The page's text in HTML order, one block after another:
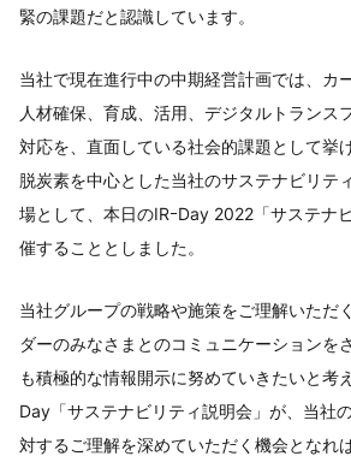
緊の課題だと認識しています。
当社で現在進行中の中期経営計画では、カ
人材確保、育成、活用、デジタルトランス
対応を、直面している社会的課題として挙
脱炭素を中心とした当社のサステナビリテ
場として、本日のIRｰDay 2022「サステナ
催することとしました。
当社グループの戦略や施策をご理解いただ
ダーのみなさまとのコミュニケーションを
も積極的な情報開示に努めていきたいと考
Day「サステナビリティ説明会」が、当社
対するご理解を深めていただく機会となれ